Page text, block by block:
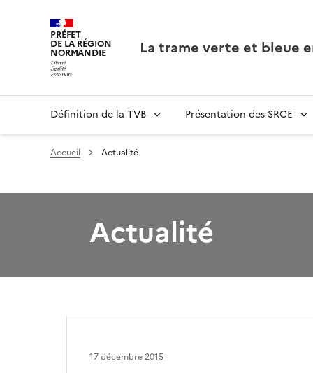
PRÉFET
DE LA RÉGION
NORMANDIE La trame verte et bleue
Définition de la TVB Présentation des SRCE
Accueil Actualité
Actualité
17 décembre 2015